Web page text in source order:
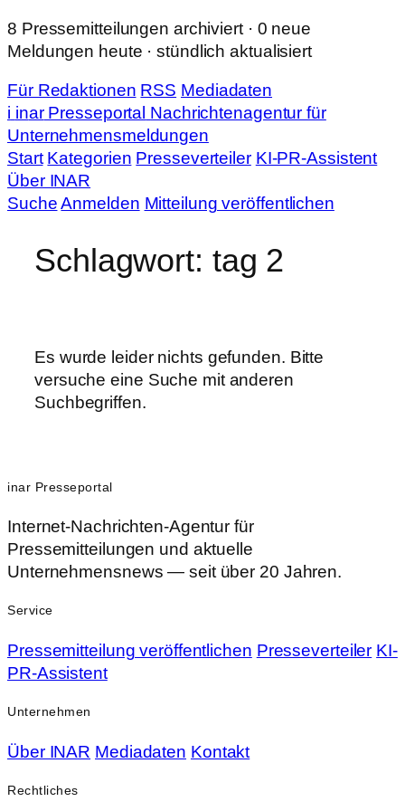
Zum
Inhalt
8 Pressemitteilungen archiviert · 0 neue
Meldungen heute · stündlich aktualisiert
Für Redaktionen RSS Mediadaten
i inarPresseportal Nachrichtenagentur für
Unternehmensmeldungen
Start Kategorien Presseverteiler KI-PR-Assistent
Über INAR
Suche Anmelden Mitteilung veröffentlichen
Schlagwort: tag 2
Es wurde leider nichts gefunden. Bitte
versuche eine Suche mit anderen
Suchbegriffen.
inar Presseportal
Internet-Nachrichten-Agentur für
Pressemitteilungen und aktuelle
Unternehmensnews — seit über 20 Jahren.
Service
Pressemitteilung veröffentlichen Presseverteiler KI-
PR-Assistent
Unternehmen
Über INAR Mediadaten Kontakt
Rechtliches